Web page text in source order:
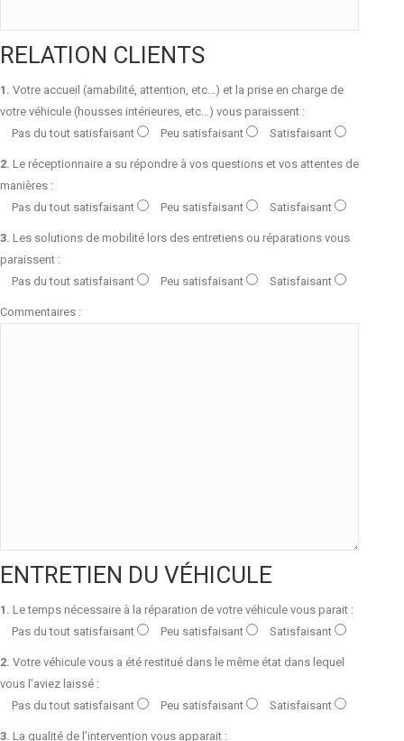
RELATION CLIENTS
1. Votre accueil (amabilité, attention, etc…) et la prise en charge de
votre véhicule (housses intérieures, etc…) vous paraissent :
Pas du tout satisfaisant
Peu satisfaisant Satisfaisant
2. Le réceptionnaire a su répondre à vos questions et vos attentes de
manières :
Pas du tout satisfaisant
Peu satisfaisant Satisfaisant
3. Les solutions de mobilité lors des entretiens ou réparations vous
paraissent :
Pas du tout satisfaisant
Peu satisfaisant Satisfaisant
Commentaires :
ENTRETIEN DU VÉHICULE
1. Le temps nécessaire à la réparation de votre véhicule vous parait :
Pas du tout satisfaisant
Peu satisfaisant Satisfaisant
2. Votre véhicule vous a été restitué dans le même état dans lequel
vous l’aviez laissé :
Pas du tout satisfaisant
Peu satisfaisant Satisfaisant
3. La qualité de l’intervention vous apparait :